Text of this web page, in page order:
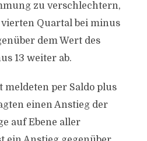
zu verschlechtern,
vierten Quartal bei minus
dem Wert des
13 weiter ab.
meldeten per Saldo plus
einen Anstieg der
auf Ebene aller